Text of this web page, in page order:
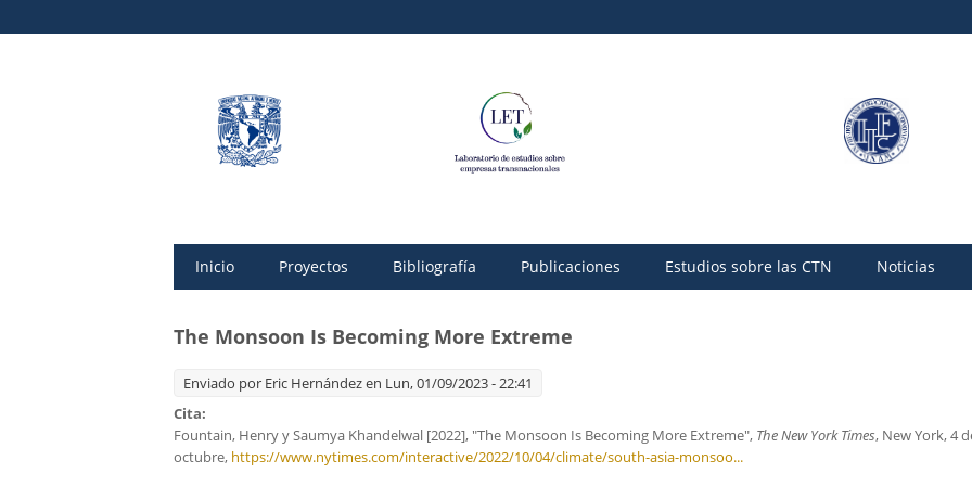
Inicio Proyectos Bibliografía Publicaciones Estudios sobre las CTN Noticias
The Monsoon Is Becoming More Extreme
Enviado por Eric Hernándezen Lun, 01/09/2023 - 22:41
Cita:
Fountain, Henry y Saumya Khandelwal [2022], "The Monsoon Is Becoming More Extreme", The New York Times, New York, 4
octubre, https://www.nytimes.com/interactive/2022/10/04/climate/south-asia-monsoo...